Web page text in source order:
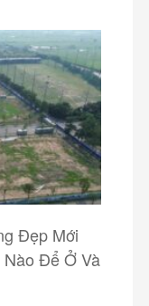
Đẹp Mới
Để Ở Và